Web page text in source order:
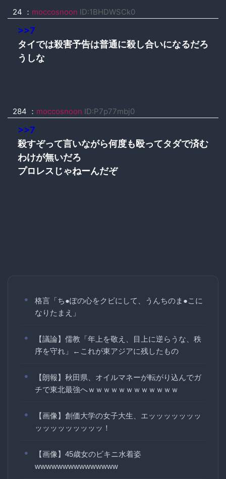
24 ： moccosnoon ID:1BHDWSCk0
>>7
タイでは殺害予告は普通に殺し合いになるだろ
うしな
284 ： moccosnoon ID:P7p77mbj0
>>7
殺すぞって言いながら何度も殴ってタダで済む
わけが無いだろ
プロレスじゃねーんだぞ
格言「ち●ぽの心をクビにして、うんちのま●こに
なりたまえ」
【議論】儒教「年上を敬え、目上に逆らうな、秩
序を守れ」←これが東アジアに残したもの
【朗報】秋田県、オイルマネーが転がり込んでガ
チで東北最強へｗｗｗｗｗｗｗｗｗｗｗｗ
【画像】創価大学の女子大生、エッッッッッッッ
ッッッッッッッッッ！
【画像】45歳女のビキニ水着姿
wwwwwwwwwwwwwww